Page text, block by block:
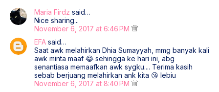
Maria Firdz said…
Nice sharing...
November 6, 2017 at 6:46 PM
EFA said…
Saat awk melahirkan Dhia Sumayyah, mmg banyak kali
awk minta maaf 😂 sehingga ke hari ini, abg
senantiasa memaafkan awk sygku.... Terima kasih
sebab berjuang melahirkan ank kita 😘 lebiu
November 6, 2017 at 8:40 PM